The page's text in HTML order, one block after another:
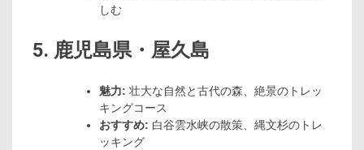
しむ
5. 鹿児島県・屋久島
魅力: 壮大な自然と古代の森、絶景のトレッ
キングコース
おすすめ: 白谷雲水峡の散策、縄文杉のトレ
ッキング